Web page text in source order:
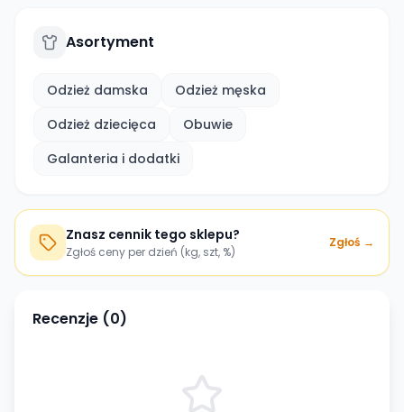
Asortyment
Odzież damska
Odzież męska
Odzież dziecięca
Obuwie
Galanteria i dodatki
Znasz cennik tego sklepu?
Zgłoś ceny per dzień (kg, szt, %)
Zgłoś →
Recenzje (0)